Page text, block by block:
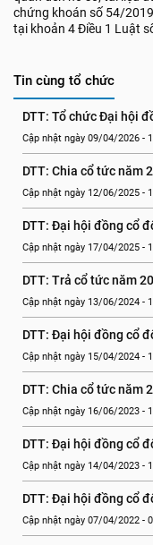
chứng khoán số 54/
tại khoản 4 Điều 1 Luật
Tin cùng tổ chức
DTT: Tổ chức Đại hội
Cập nhật ngày 09/04/2026 -
DTT: Chia cổ tức năm
Cập nhật ngày 12/06/2025 -
DTT: Đại hội đồng cổ
Cập nhật ngày 17/04/2025 -
DTT: Trả cổ tức năm
Cập nhật ngày 13/06/2024 -
DTT: Đại hội đồng cổ
Cập nhật ngày 15/04/2024 -
DTT: Chia cổ tức năm
Cập nhật ngày 16/06/2023 -
DTT: Đại hội đồng cổ
Cập nhật ngày 14/04/2023 -
DTT: Đại hội đồng cổ
Cập nhật ngày 07/04/2022 -